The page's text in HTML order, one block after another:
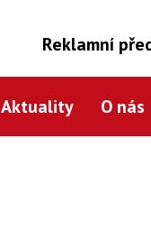
Reklamní
Aktuality O nás